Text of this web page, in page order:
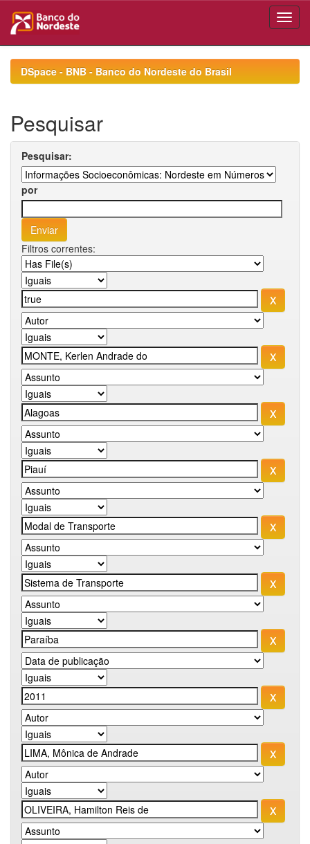
navigationDSpace - BNB - Banco do Nordeste do Brasil
Pesquisar
Pesquisar:
por
Filtros correntes: